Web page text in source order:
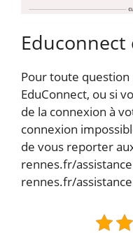
Educonnect
Pour toute
EduConnect, ou si
de la connexion à
connexion
de vous reporter
rennes.fr/
rennes.fr/